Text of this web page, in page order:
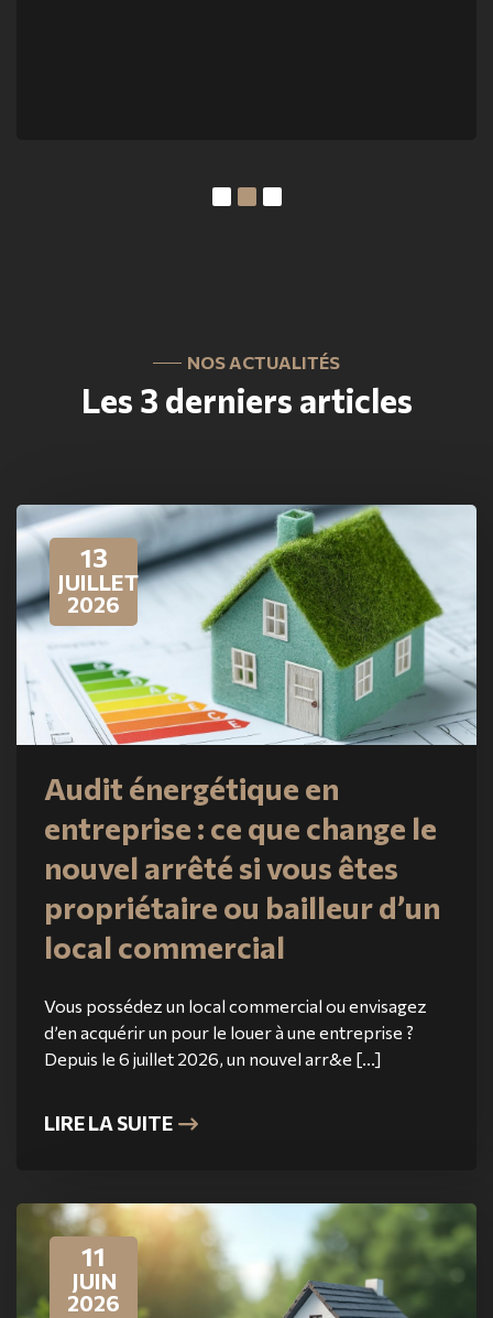
NOS ACTUALITÉS
Les 3 derniers articles
13
JUILLET
2026
Audit énergétique en
entreprise : ce que change le
nouvel arrêté si vous êtes
propriétaire ou bailleur d’un
local commercial
Vous possédez un local commercial ou envisagez
d’en acquérir un pour le louer à une entreprise ?
Depuis le 6 juillet 2026, un nouvel arr&e [...]
LIRE LA SUITE
11
JUIN
2026